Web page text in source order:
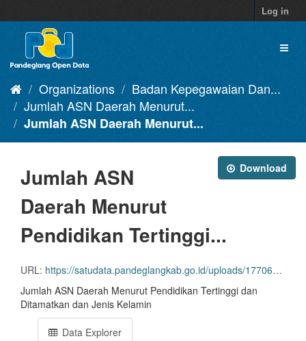
to
content
Log in
Organizations
Badan Kepegawaian Dan...
Jumlah ASN Daerah Menurut...
Jumlah ASN Daerah Menurut...
Download
Jumlah ASN
Daerah Menurut
Pendidikan Tertinggi...
URL: https://satudata.pandeglangkab.go.id/uploads/1770607224.xlsx
Jumlah ASN Daerah Menurut Pendidikan Tertinggi dan
Ditamatkan dan Jenis Kelamin
Data Explorer